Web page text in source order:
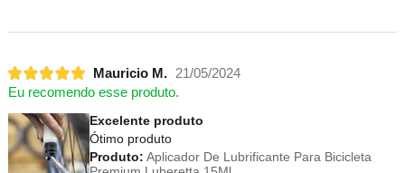
Mauricio M.
21/05/2024
Eu recomendo esse produto.
Excelente produto
Ótimo produto
Produto: Aplicador De Lubrificante Para Bicicleta